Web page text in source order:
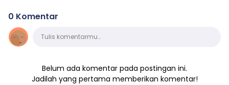
0 Komentar
KomentarTulis komentarmu…
Belum ada komentar pada postingan ini.
Jadilah yang pertama memberikan komentar!